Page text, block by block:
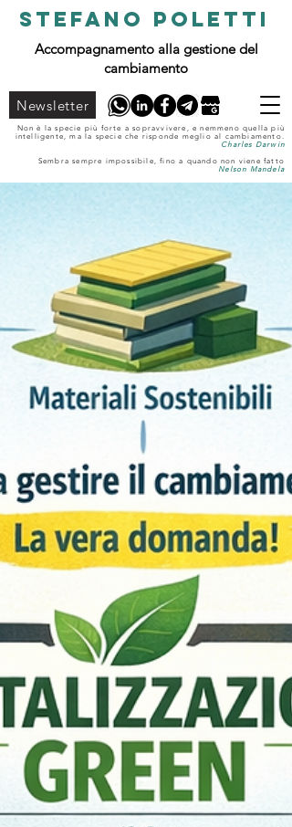
STEFANO POLETTI
Accompagnamento alla gestione del
cambiamento
Newsletter
Non è la specie più forte a sopravvivere, e nemmeno quella più
intelligente, ma la specie che risponde meglio al cambiamento.
Charles Darwin
Sembra sempre impossibile, fino a quando non viene fatto
Nelson Mandela